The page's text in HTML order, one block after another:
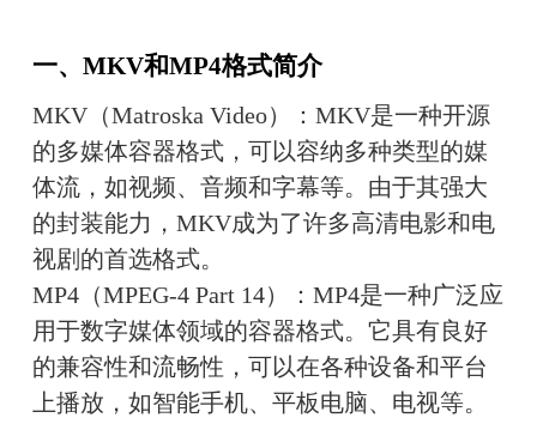
一、MKV和MP4格式简介
MKV（Matroska Video）：MKV是一种开源
的多媒体容器格式，可以容纳多种类型的媒
体流，如视频、音频和字幕等。由于其强大
的封装能力，MKV成为了许多高清电影和电
视剧的首选格式。
MP4（MPEG-4 Part 14）：MP4是一种广泛应
用于数字媒体领域的容器格式。它具有良好
的兼容性和流畅性，可以在各种设备和平台
上播放，如智能手机、平板电脑、电视等。